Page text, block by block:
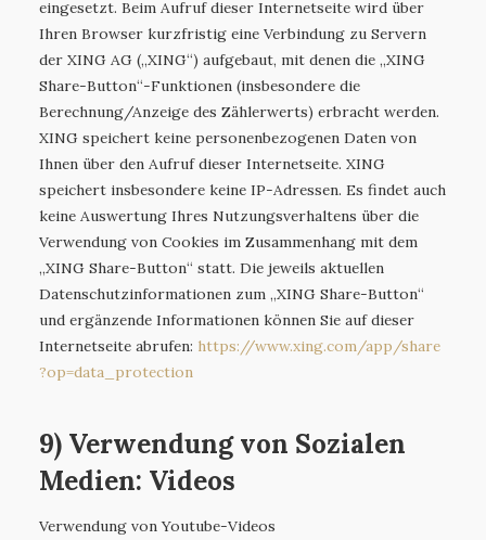
eingesetzt. Beim Aufruf dieser Internetseite wird über
Ihren Browser kurzfristig eine Verbindung zu Servern
der XING AG („XING“) aufgebaut, mit denen die „XING
Share-Button“-Funktionen (insbesondere die
Berechnung/Anzeige des Zählerwerts) erbracht werden.
XING speichert keine personenbezogenen Daten von
Ihnen über den Aufruf dieser Internetseite. XING
speichert insbesondere keine IP-Adressen. Es findet auch
keine Auswertung Ihres Nutzungsverhaltens über die
Verwendung von Cookies im Zusammenhang mit dem
„XING Share-Button“ statt. Die jeweils aktuellen
Datenschutzinformationen zum „XING Share-Button“
und ergänzende Informationen können Sie auf dieser
Internetseite abrufen: https://www.xing.com/app/share
?op=data_protection
9) Verwendung von Sozialen
Medien: Videos
Verwendung von Youtube-Videos